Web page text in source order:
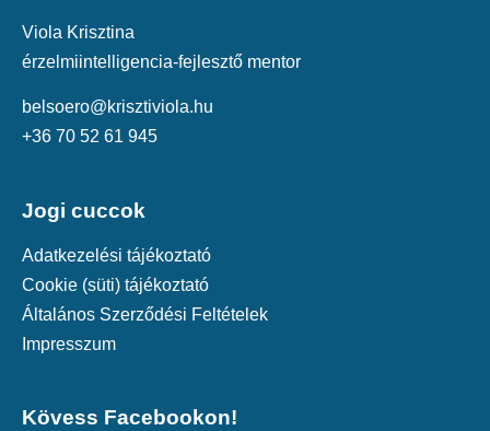
Viola Krisztina
érzelmiintelligencia-fejlesztő mentor
belsoero@krisztiviola.hu
+36 70 52 61 945
Jogi cuccok
Adatkezelési tájékoztató
Cookie (süti) tájékoztató
Általános Szerződési Feltételek
Impresszum
Kövess Facebookon!